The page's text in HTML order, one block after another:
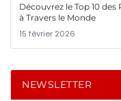
Découvrez le Top 10
à Travers le Monde
15 février 2026
NEWSLETTER